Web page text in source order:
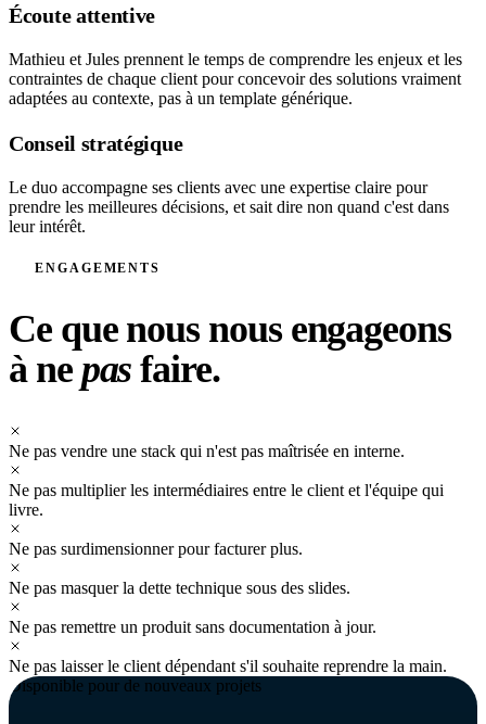
Écoute attentive
Mathieu et Jules prennent le temps de comprendre les enjeux et les
contraintes de chaque client pour concevoir des solutions vraiment
adaptées au contexte, pas à un template générique.
Conseil stratégique
Le duo accompagne ses clients avec une expertise claire pour
prendre les meilleures décisions, et sait dire non quand c'est dans
leur intérêt.
ENGAGEMENTS
Ce que nous nous engageons
à ne pas faire.
Ne pas vendre une stack qui n'est pas maîtrisée en interne.
Ne pas multiplier les intermédiaires entre le client et l'équipe qui
livre.
Ne pas surdimensionner pour facturer plus.
Ne pas masquer la dette technique sous des slides.
Ne pas remettre un produit sans documentation à jour.
Ne pas laisser le client dépendant s'il souhaite reprendre la main.
Disponible pour de nouveaux projets